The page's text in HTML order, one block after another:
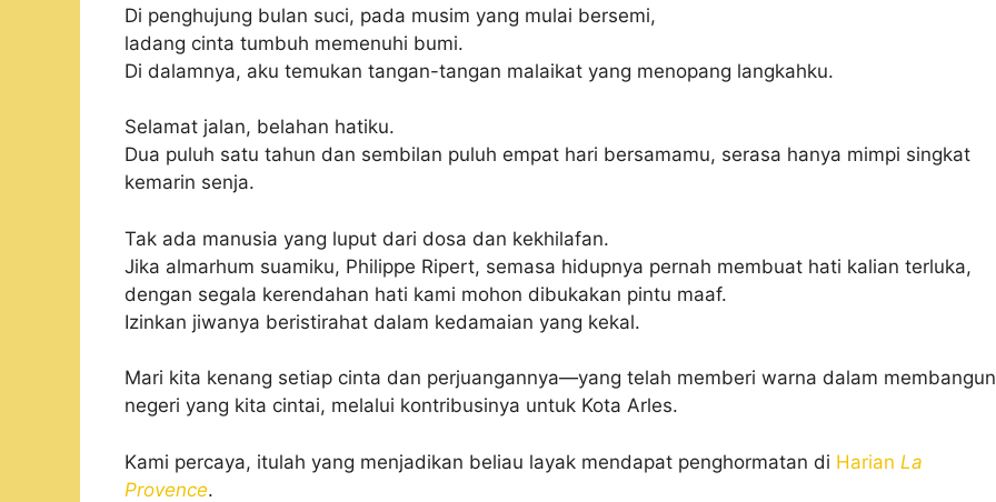
Di penghujung bulan suci, pada musim yang mulai bersemi,
ladang cinta tumbuh memenuhi bumi.
Di dalamnya, aku temukan tangan-tangan malaikat yang menopang langkahku.
Selamat jalan, belahan hatiku.
Dua puluh satu tahun dan sembilan puluh empat hari bersamamu, serasa hanya mimpi singkat
kemarin senja.
Tak ada manusia yang luput dari dosa dan kekhilafan.
Jika almarhum suamiku, Philippe Ripert, semasa hidupnya pernah membuat hati kalian terluka,
dengan segala kerendahan hati kami mohon dibukakan pintu maaf.
Izinkan jiwanya beristirahat dalam kedamaian yang kekal.
Mari kita kenang setiap cinta dan perjuangannya—yang telah memberi warna dalam membangun
negeri yang kita cintai, melalui kontribusinya untuk Kota Arles.
Kami percaya, itulah yang menjadikan beliau layak mendapat penghormatan di Harian La
Provence.